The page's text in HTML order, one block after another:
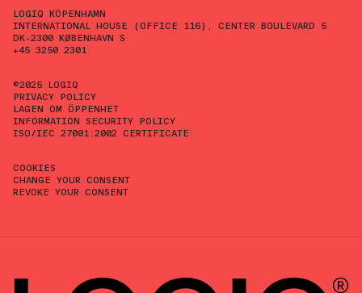
LOGIQ KÖPENHAMN
INTERNATIONAL HOUSE (OFFICE 116), CENTER BOULEVARD 5
DK-2300 KØBENHAVN S
+45 3250 2301
©2025 LOGIQ
PRIVACY POLICY
LAGEN OM ÖPPENHET
INFORMATION SECURITY POLICY
ISO/IEC 27001:2002 CERTIFICATE
COOKIES
CHANGE YOUR CONSENT
REVOKE YOUR CONSENT